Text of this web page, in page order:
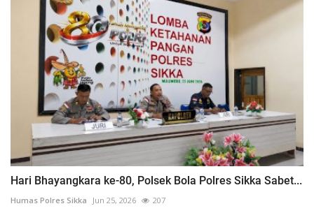
Hari Bhayangkara ke-80, Polsek Bola Polres Sikka Sabet...
Humas Polres Sikka Jun 25, 2026 207